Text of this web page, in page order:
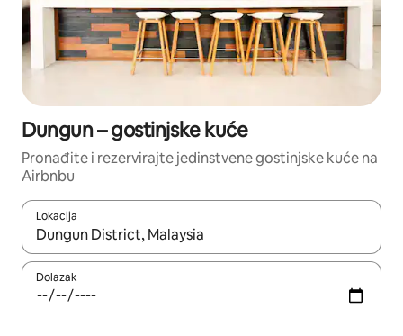
Dungun – gostinjske kuće
Pronađite i rezervirajte jedinstvene gostinjske kuće na
Airbnbu
Lokacija
Kada budu dostupni rezultati, moći ćete ih pregledati
Dolazak